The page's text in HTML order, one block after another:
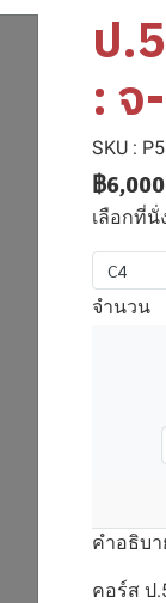
ป
:
SKU :
฿6,000
เลือกที่นั่
C4
จำนวน
คำอธิบ
คอร์ส ป